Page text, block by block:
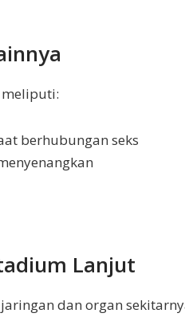
meliputi:
berhubungan seks
Lanjut
dan organ